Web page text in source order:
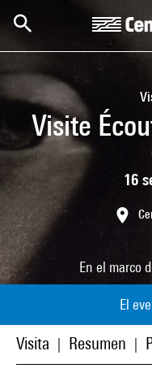
Visite
16
En el marco
El
Visita Resumen